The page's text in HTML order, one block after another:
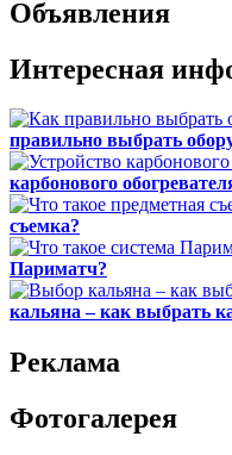
Объявления
Интересная
правильно выбрать
карбонового
съемка?
Париматч?
кальяна – как выбрать
Реклама
Фотогалерея